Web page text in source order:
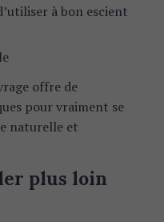
à bon escient
offre de
pour vraiment se
naturelle et
plus loin